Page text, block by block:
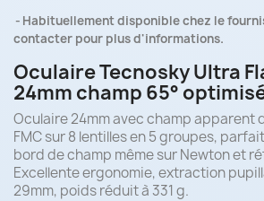
Habituellement disponible chez le
contacter pour plus d'informations.
Oculaire Tecnosky Ultra
24mm champ 65°
Oculaire 24mm avec champ apparent
FMC sur 8 lentilles en 5 groupes,
bord de champ même sur Newton et
Excellente ergonomie, extraction
29mm, poids réduit à 331 g.